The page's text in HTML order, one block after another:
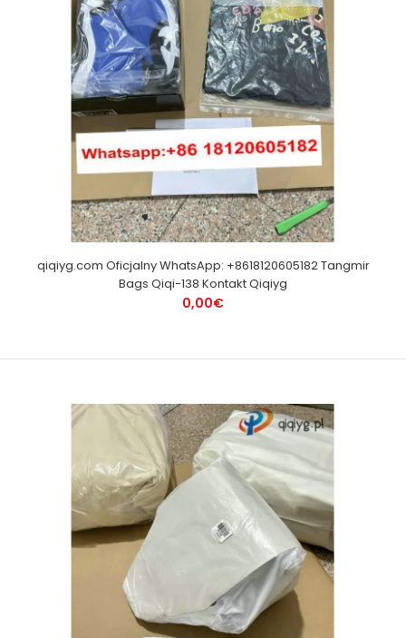
qiqiyg.com Oficjalny WhatsApp: +8618120605182 Tangmir
Bags Qiqi-138 Kontakt Qiqiyg
0,00€